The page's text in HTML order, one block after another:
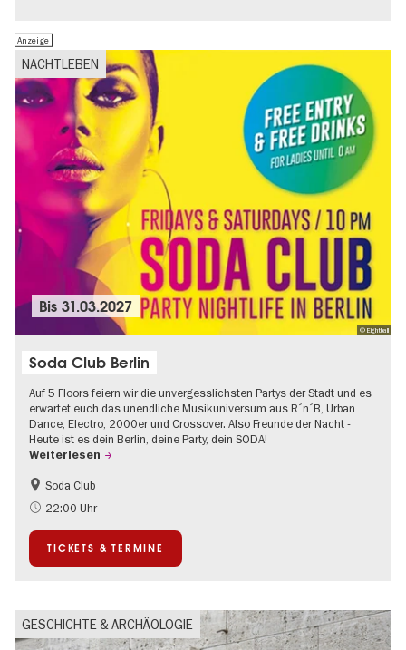
NACHTLEBEN
Anzeige
© Eightball
Bis31.03.2027
Soda Club Berlin
Auf 5 Floors feiern wir die unvergesslichsten Partys der Stadt und es
erwartet euch das unendliche Musikuniversum aus R´n´B, Urban
Dance, Electro, 2000er und Crossover. Also Freunde der Nacht -
Heute ist es dein Berlin, deine Party, dein SODA!
Weiterlesen
Going local Berlin
Soda Club
22:00 Uhr
TICKETS & TERMINE
GESCHICHTE & ARCHÄOLOGIE